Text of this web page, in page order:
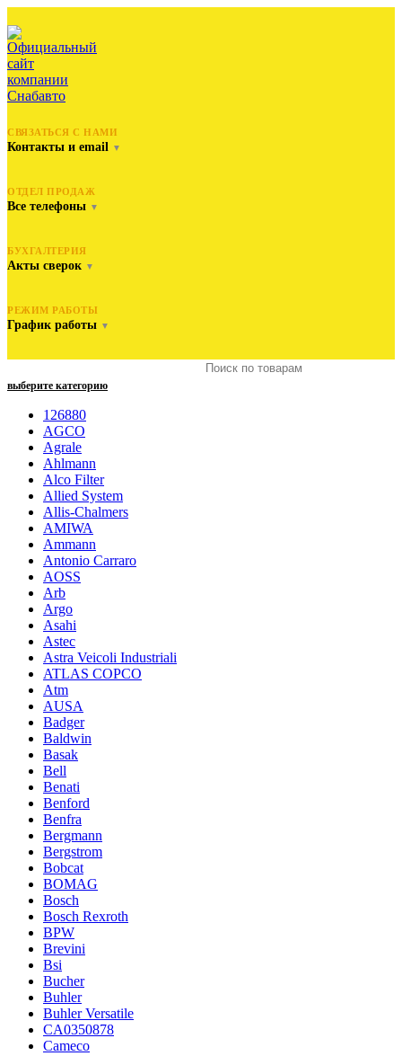
СВЯЗАТЬСЯ С НАМИ
Контакты и email ▼
ОТДЕЛ ПРОДАЖ
Все телефоны ▼
БУХГАЛТЕРИЯ
Акты сверок ▼
РЕЖИМ РАБОТЫ
График работы ▼
выберите категорию
126880
AGCO
Agrale
Ahlmann
Alco Filter
Allied System
Allis-Chalmers
AMIWA
Ammann
Antonio Carraro
AOSS
Arb
Argo
Asahi
Astec
Astra Veicoli Industriali
ATLAS COPCO
Atm
AUSA
Badger
Baldwin
Basak
Bell
Benati
Benford
Benfra
Bergmann
Bergstrom
Bobcat
BOMAG
Bosch
Bosch Rexroth
BPW
Brevini
Bsi
Bucher
Buhler
Buhler Versatile
CA0350878
Cameco